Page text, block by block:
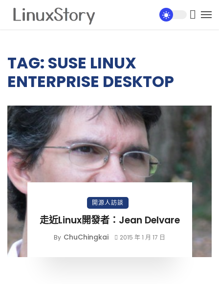
TAG: SUSE LINUX
ENTERPRISE DESKTOP
開源人訪談
走近Linux開發者：Jean Delvare
By ChuChingkai 2015 年 1 月 17 日